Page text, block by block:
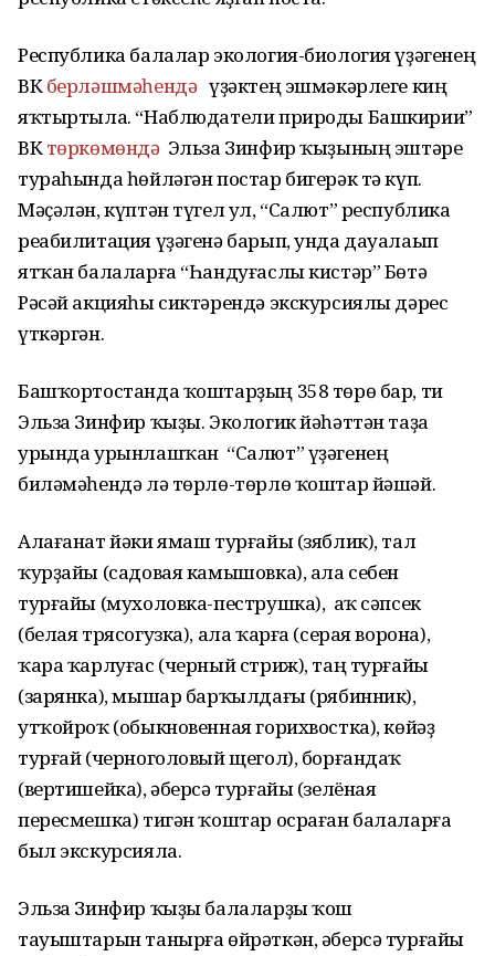
Республика балалар экология-биология үҙәгенең
ВКберләшмәһендә үҙәктең эшмәкәрлеге киң
яҡтыртыла. “Наблюдатели природы Башкирии”
ВКтөркөмөндә Эльза Зинфир ҡыҙының эштәре
тураһында һөйләгән постар бигерәк тә күп.
Мәҫәлән, күптән түгел ул, “Салют” республика
реабилитация үҙәгенә барып, унда дауалаып
ятҡан балаларға “Һандуғаслы кистәр” Бөтә
Рәсәй акцияһы сиктәрендә экскурсиялы дәрес
үткәргән.
Башҡортостанда ҡоштарҙың 358 төрө бар, ти
Эльза Зинфир ҡыҙы. Экологик йәһәттән таҙа
урында урынлашҡан “Салют” үҙәгенең
биләмәһендә лә төрлө-төрлө ҡоштар йәшәй.
Алағанат йәки ямаш турғайы (зяблик), тал
ҡурҙайы (садовая камышовка), ала себен
турғайы (мухоловка-пеструшка), аҡ сәпсек
(белая трясогузка), ала ҡарға (серая ворона),
ҡара ҡарлуғас (черный стриж), таң турғайы
(зарянка), мышар барҡылдағы (рябинник),
утҡойроҡ (обыкновенная горихвостка), көйәҙ
турғай (черноголовый щегол), борғандаҡ
(вертишейка), әберсә турғайы (зелёная
пересмешка) тигән ҡоштар осраған балаларға
был экскурсияла.
Эльза Зинфир ҡыҙы балаларҙы ҡош
тауыштарын танырға өйрәткән, әберсә турғайы